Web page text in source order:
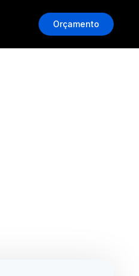
Orçamento